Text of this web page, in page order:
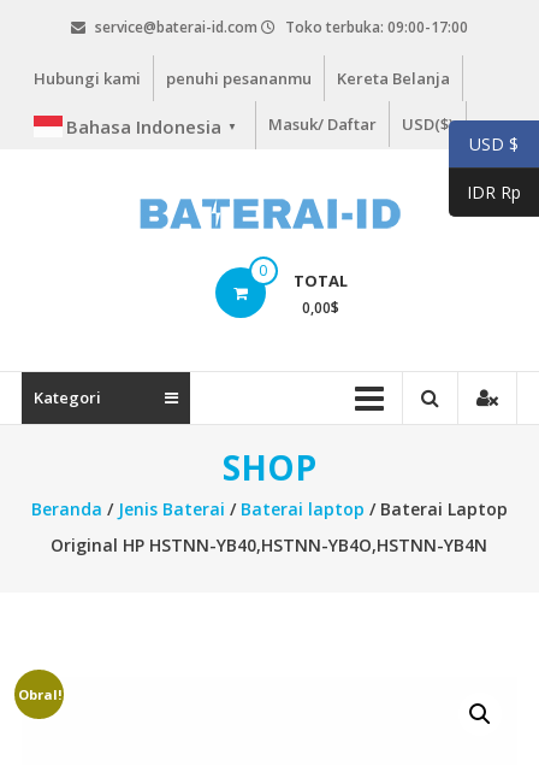
service@baterai-id.com Toko terbuka: 09:00-17:00
Hubungi kami penuhi pesananmu Kereta Belanja
Bahasa Indonesia ▼ Masuk/ Daftar USD($)
id.com
0 TOTAL
0,00$
Kategori
SHOP
Beranda / Jenis Baterai / Baterai laptop / Baterai Laptop
Original HP HSTNN-YB40,HSTNN-YB4O,HSTNN-YB4N
Obral!
USD $
IDR Rp